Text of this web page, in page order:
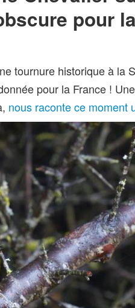
pour
tournure historique à la
pour la France !
nous raconte ce moment